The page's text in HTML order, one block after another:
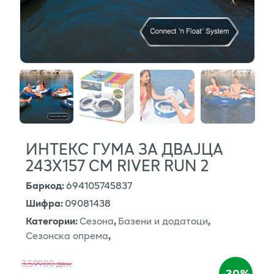
ИНТЕКС ГУМА ЗА ДВАЈЦА
243X157 CM RIVER RUN 2
Баркод:694105745837
Шифра:09081438
Категории:Сезона,Базени и додатоци,
Сезонска опрема,
3,599.00 ден.